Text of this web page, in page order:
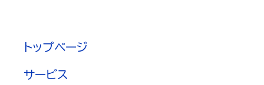
トップページ
サービス